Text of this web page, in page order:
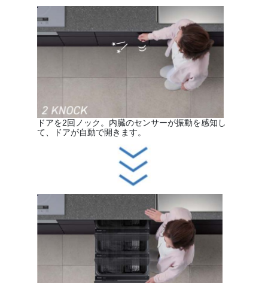
ドアを2回ノック。内臓のセンサーが振動を感知し
て、ドアが自動で開きます。